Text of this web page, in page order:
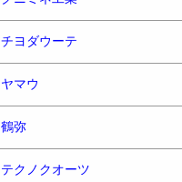
チヨダウーテ
ヤマウ
鶴弥
テクノクオーツ